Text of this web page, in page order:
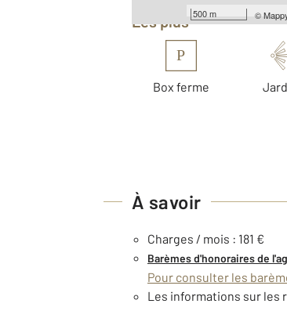
500 m ©
Les plus
P
Box ferme
À savoir
Charges / mois : 181 €
Barèmes d'honoraires de
Pour consulter les
Les informations sur les